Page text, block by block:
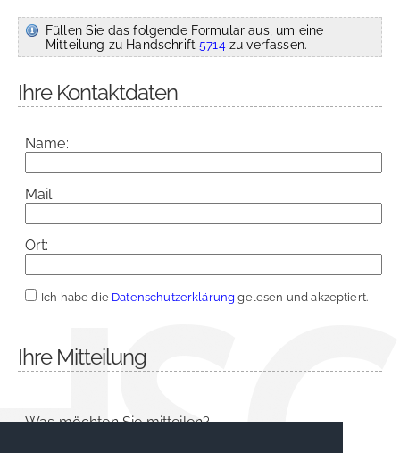
Füllen Sie das folgende Formular aus, um eine
Mitteilung zu Handschrift5714zu verfassen.
Ihre Kontaktdaten
Name:
Mail:
Ort:
Ich habe die Datenschutzerklärung gelesen und akzeptiert.
Ihre Mitteilung
Was möchten Sie mitteilen?